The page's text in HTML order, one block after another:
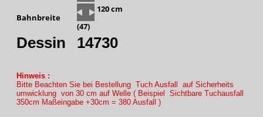
Bahnbreite
120 cm
(47)
Dessin 14730
Hinweis :
Bitte Beachten Sie bei Bestellung Tuch Ausfall auf Sicherheits
umwicklung von 30 cm auf Welle ( Beispiel Sichtbare Tuchausfall
350cm Maßeingabe +30cm = 380 Ausfall )